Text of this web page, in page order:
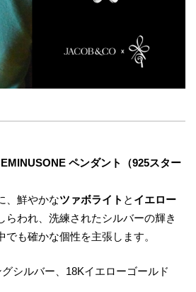
ペンダント（925スター
、鮮やかなツァボライト と イエロー
らわれ、洗練されたシルバーの輝き
も確かな個性を主張します。
シルバー、18Kイエローゴールド